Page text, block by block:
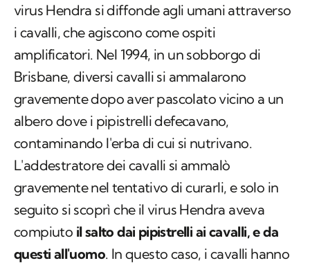
virus Hendra si diffonde agli umani attraverso
i cavalli, che agiscono come ospiti
amplificatori. Nel 1994, in un sobborgo di
Brisbane, diversi cavalli si ammalarono
gravemente dopo aver pascolato vicino a un
albero dove i pipistrelli defecavano,
contaminando l'erba di cui si nutrivano.
L'addestratore dei cavalli si ammalò
gravemente nel tentativo di curarli, e solo in
seguito si scoprì che il virus Hendra aveva
compiuto il salto dai pipistrelli ai cavalli, e da
questi all'uomo. In questo caso, i cavalli hanno